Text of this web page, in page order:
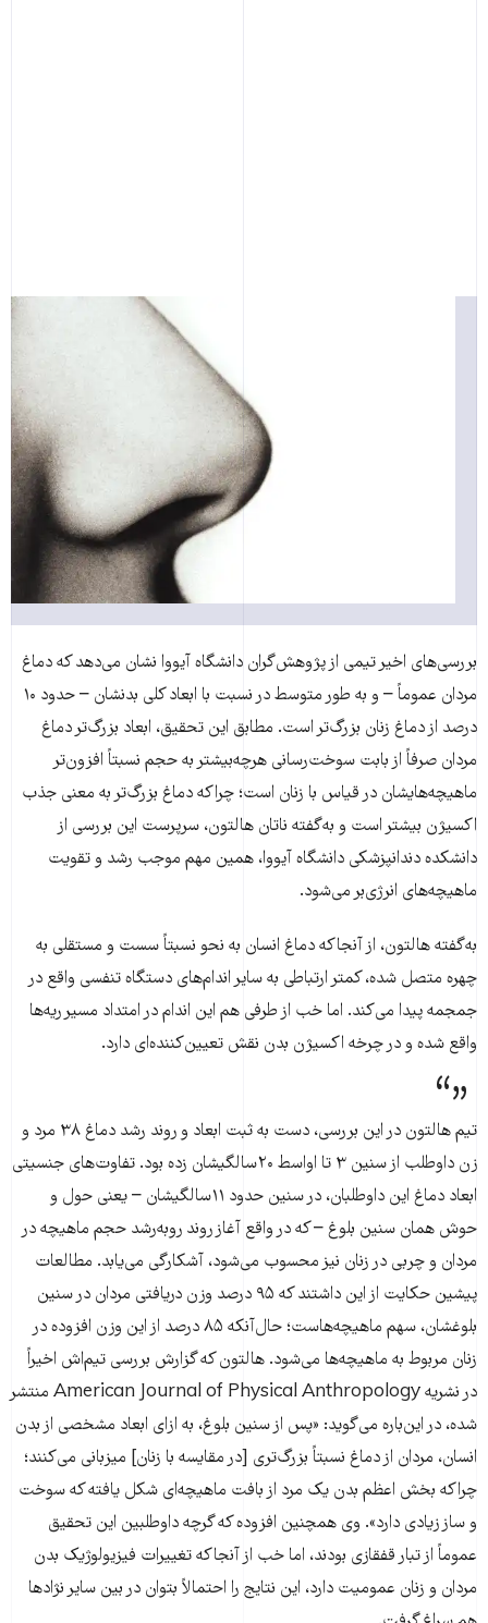
بررسی‌های اخیر تیمی از پژوهش‌گران دانشگاه آیووا نشان می‌دهد که دماغ
مردان عموماً – و به طور متوسط در نسبت با ابعاد کلی بدنشان – حدود ۱۰
درصد از دماغ زنان بزرگ‌تر است. مطابق این تحقیق، ابعاد بزرگ‌تر دماغ
مردان صرفاً از بابت سوخت‌رسانی هرچه‌بیشتر به حجم نسبتاً افزون‌تر
ماهیچه‌هایشان در قیاس با زنان است؛ چراکه دماغ بزرگ‌تر به ‌معنی جذب
اکسیژن بیشتر است و به‌گفته ناتان هالتون، سرپرست این بررسی از
دانشکده دندانپزشکی دانشگاه آیووا، همین مهم موجب رشد و تقویت
ماهیچه‌های انرژی‌بر می‌‌شود.
به‌گفته هالتون، از آنجاکه دماغ انسان به نحو نسبتاً سست و مستقلی به
چهره متصل شده، کمتر ارتباطی به سایر اندام‌های دستگاه تنفسی واقع در
جمجمه پیدا می‌کند. اما خب از طرفی هم این اندام در امتداد مسیر ریه‌ها
واقع شده و در چرخه اکسیژن بدن نقش تعیین‌کننده‌ای دارد.
تیم هالتون در این بررسی، دست به ثبت ابعاد و روند رشد دماغ ۳۸ مرد و
زن داوطلب از سنین ۳ تا اواسط ۲۰سالگیشان زده بود. تفاوت‌های جنسیتی
ابعاد دماغ این داوطلبان، در سنین حدود ۱۱سالگیشان – یعنی حول و
حوش‌‌ همان سنین بلوغ – که در واقع آغاز روند رو‌به‌رشد حجم ماهیچه در
مردان و چربی در زنان نیز محسوب می‌شود، آشکارگی می‌یابد. مطالعات
پیشین حکایت از این داشتند که ۹۵ درصد وزن دریافتی مردان در سنین
بلوغشان، سهم ماهیچه‌هاست؛ حال‌آنکه ۸۵ درصد از این وزن افزوده در
زنان مربوط به ماهیچه‌ها می‌شود. هالتون که گزارش بررسی تیم‌اش اخیراً
در نشریه American Journal of Physical Anthropology منتشر
شده، در این‌باره می‌گوید: «پس از سنین بلوغ، به ازای ابعاد مشخصی از بدن
انسان، مردان از دماغ نسبتاً بزرگ‌تری [در مقایسه با زنان] میزبانی می‌کنند؛
چراکه بخش اعظم بدن یک مرد از بافت ماهیچه‌ای شکل یافته که سوخت
و ساز زیادی دارد». وی همچنین افزوده که گرچه داوطلبین این تحقیق
عموماً از تبار قفقازی بودند، اما خب از آنجاکه تغییرات فیزیولوژیک بدن
مردان و زنان عمومیت دارد، این نتایج را احتمالاً بتوان در بین سایر نژاد‌ها